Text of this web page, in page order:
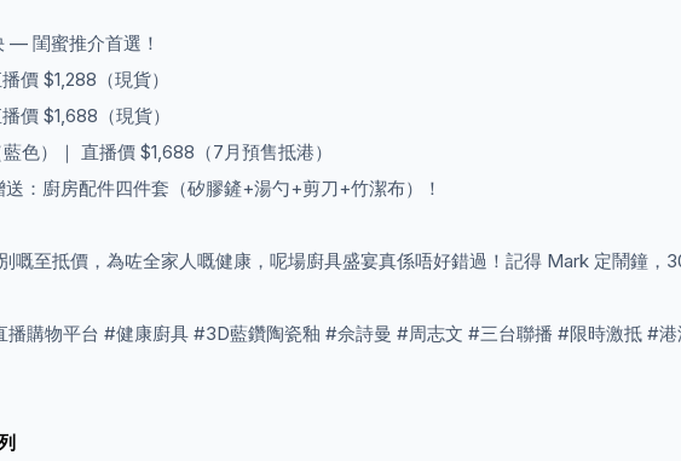
— 閨蜜推介首選！
價 $1,288（現貨）
價 $1,688（現貨）
色）｜ 直播價 $1,688（7月預售抵港）
：廚房配件四件套（矽膠鏟+湯勺+剪刀+竹潔布）！
嘅至抵價，為咗全家人嘅健康，呢場廚具盛宴真係唔好錯過！記得 Mark 定鬧鐘
播購物平台 #健康廚具 #3D藍鑽陶瓷釉 #佘詩曼 #周志文 #三台聯播 #限時激抵 #